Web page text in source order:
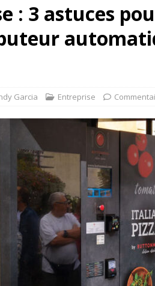
: 3 astuces
Garcia Entreprise